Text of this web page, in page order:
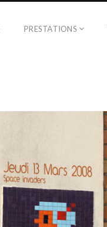
PRESTATIONS